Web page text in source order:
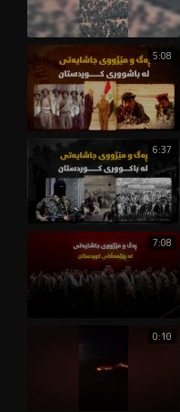
5:08
6:37
7:08
0:10